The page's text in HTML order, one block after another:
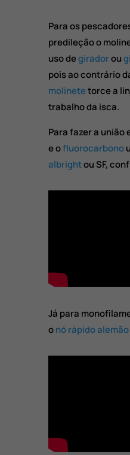
Para os
predileção o
uso degiradorou
pois ao contrário
molinetetorce a
trabalho da isca.
Para fazer a união
e ofluorocarbono
albrightou SF,
Já para
onó rápido alemão